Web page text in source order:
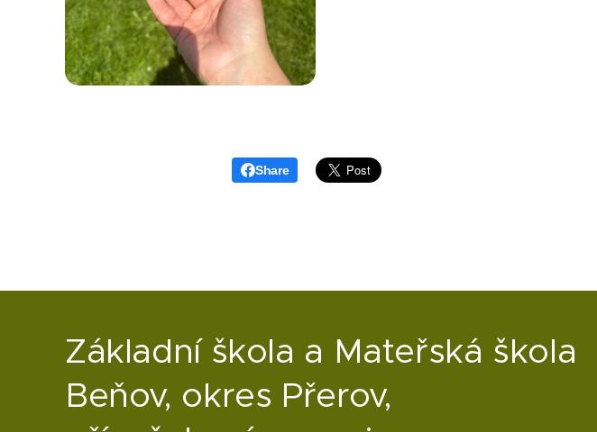
Share
Základní škola a Mateřská škola
Beňov, okres Přerov,